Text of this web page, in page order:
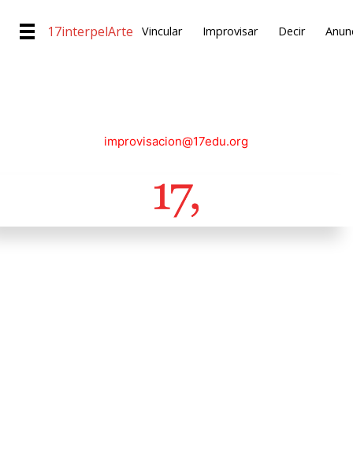
17interpelArte Vincular Improvisar Decir
improvisacion@17edu.org